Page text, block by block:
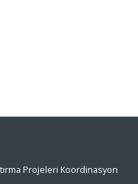
Projeleri Koordinasyon